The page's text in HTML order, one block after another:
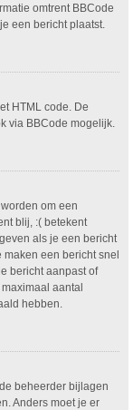
omtrent BBCode
een bericht plaatst.
HTML code. De
via BBCode mogelijk.
om een
blij, :( betekent
als je een bericht
een bericht snel
bericht aanpast of
aantal
hebben.
beheerder bijlagen
Anders moet je er